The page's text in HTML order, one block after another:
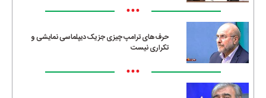
•••
حرف‌های ترامپ چیزی جز یک دیپلماسی نمایشی و
تکراری نیست
•••